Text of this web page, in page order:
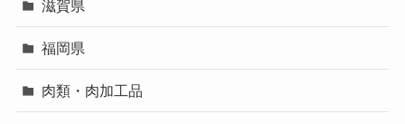
滋賀県
福岡県
肉類・肉加工品